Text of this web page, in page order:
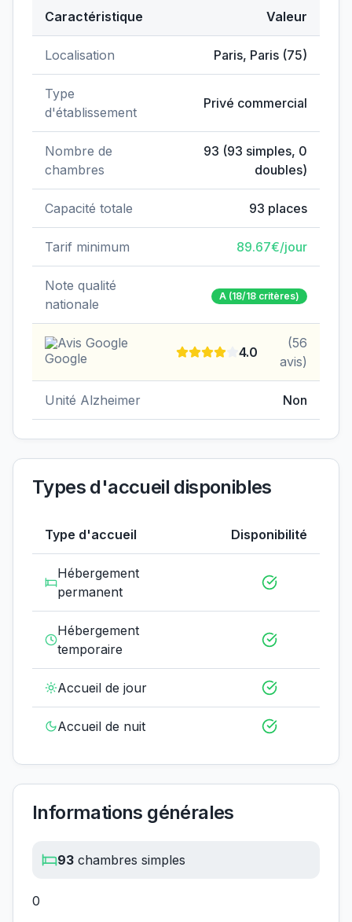
Caractéristique Valeur
Localisation Paris, Paris (75)
Type
d'établissement
Privé commercial
Nombre de
chambres
93 (93 simples, 0
doubles)
Capacité totale 93 places
Tarif minimum 89.67€/jour
Note qualité
nationale
A (18/18 critères)
Avis Google
4.0
(56
avis)
Unité Alzheimer Non
Types d'accueil disponibles
Type d'accueil Disponibilité
Hébergement
permanent
Hébergement
temporaire
Accueil de jour
Accueil de nuit
Informations générales
93 chambres simples
0